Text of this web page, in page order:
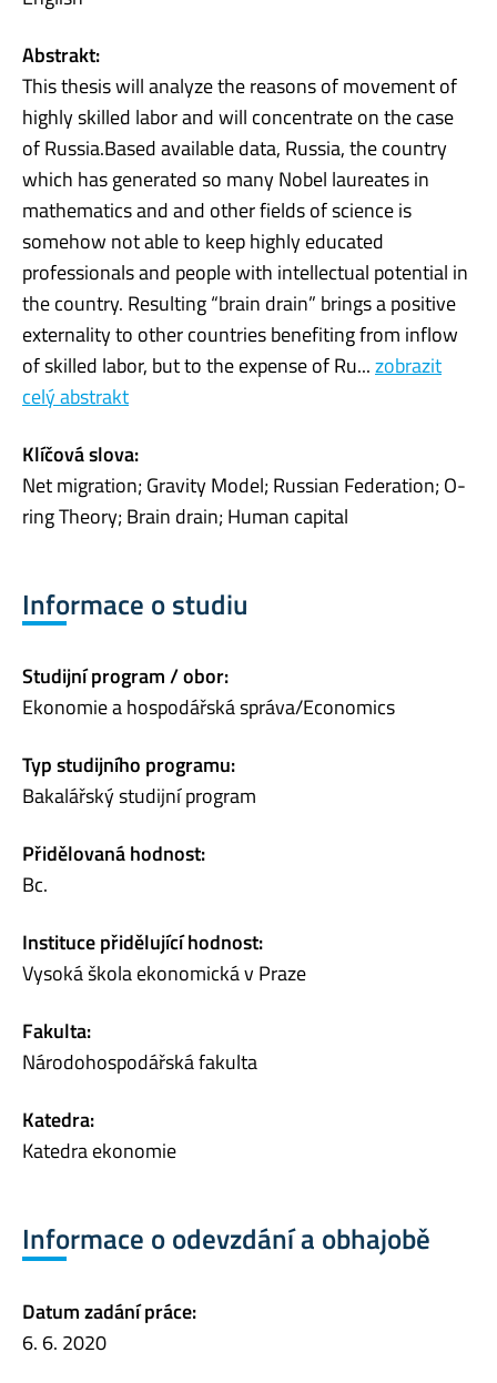
Abstrakt:
This thesis will analyze the reasons of movement of
highly skilled labor and will concentrate on the case
of Russia.Based available data, Russia, the country
which has generated so many Nobel laureates in
mathematics and and other fields of science is
somehow not able to keep highly educated
professionals and people with intellectual potential in
the country. Resulting “brain drain” brings a positive
externality to other countries benefiting from inflow
of skilled labor, but to the expense of Ru...zobrazit
celý abstrakt
Klíčová slova:
Net migration; Gravity Model; Russian Federation; O-
ring Theory; Brain drain; Human capital
Informace o studiu
Studijní program / obor:
Ekonomie a hospodářská správa/Economics
Typ studijního programu:
Bakalářský studijní program
Přidělovaná hodnost:
Bc.
Instituce přidělující hodnost:
Vysoká škola ekonomická v Praze
Fakulta:
Národohospodářská fakulta
Katedra:
Katedra ekonomie
Informace o odevzdání a obhajobě
Datum zadání práce:
6. 6. 2020